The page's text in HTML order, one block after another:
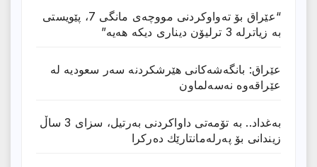
“عێراق بۆ تەواوکردنی مووچەی مانگى 7، پێویستی
بە زیاترلە 3 ترلیۆن دیناری دیکە هەیە”
عێراق: بانگەشەكانی هێرشكردنە سەر سعودیە لە
عێراقەوە نەسەلماون
بەغداد.. بە تۆمەتی داواكردنی بەرتیل، سزای 3 ساڵ
زیندانی بۆ پەرلەمانتارێك دەركرا